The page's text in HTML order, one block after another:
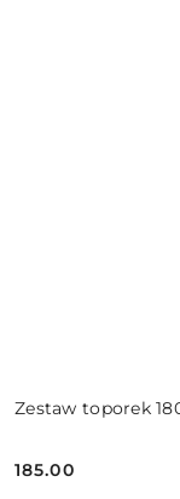
Zestaw toporek
Cena:
185.00